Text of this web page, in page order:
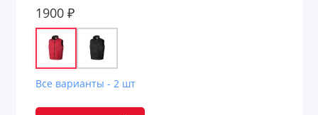
1900 ₽
Все варианты - 2 шт